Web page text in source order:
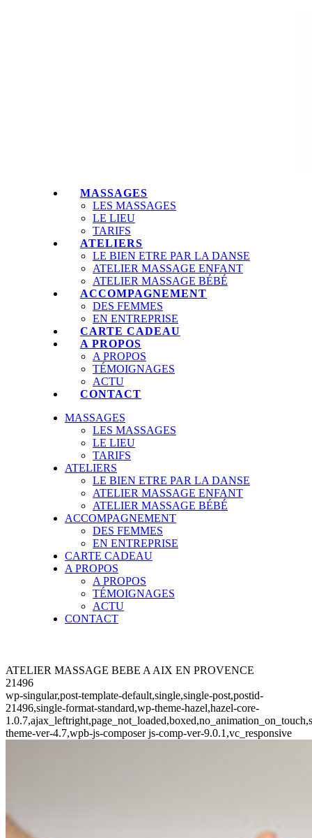
MASSAGES
LES MASSAGES
LE LIEU
TARIFS
ATELIERS
LE BIEN ETRE PAR LA DANSE
ATELIER MASSAGE ENFANT
ATELIER MASSAGE BÉBÉ
ACCOMPAGNEMENT
DES FEMMES
EN ENTREPRISE
CARTE CADEAU
A PROPOS
A PROPOS
TÉMOIGNAGES
ACTU
CONTACT
MASSAGES
LES MASSAGES
LE LIEU
TARIFS
ATELIERS
LE BIEN ETRE PAR LA DANSE
ATELIER MASSAGE ENFANT
ATELIER MASSAGE BÉBÉ
ACCOMPAGNEMENT
DES FEMMES
EN ENTREPRISE
CARTE CADEAU
A PROPOS
A PROPOS
TÉMOIGNAGES
ACTU
CONTACT
ATELIER MASSAGE BEBE A AIX EN PROVENCE
21496
wp-singular,post-template-default,single,single-post,postid-
21496,single-format-standard,wp-theme-hazel,hazel-core-
theme-ver-4.7,wpb-js-composer js-comp-ver-9.0.1,vc_responsive